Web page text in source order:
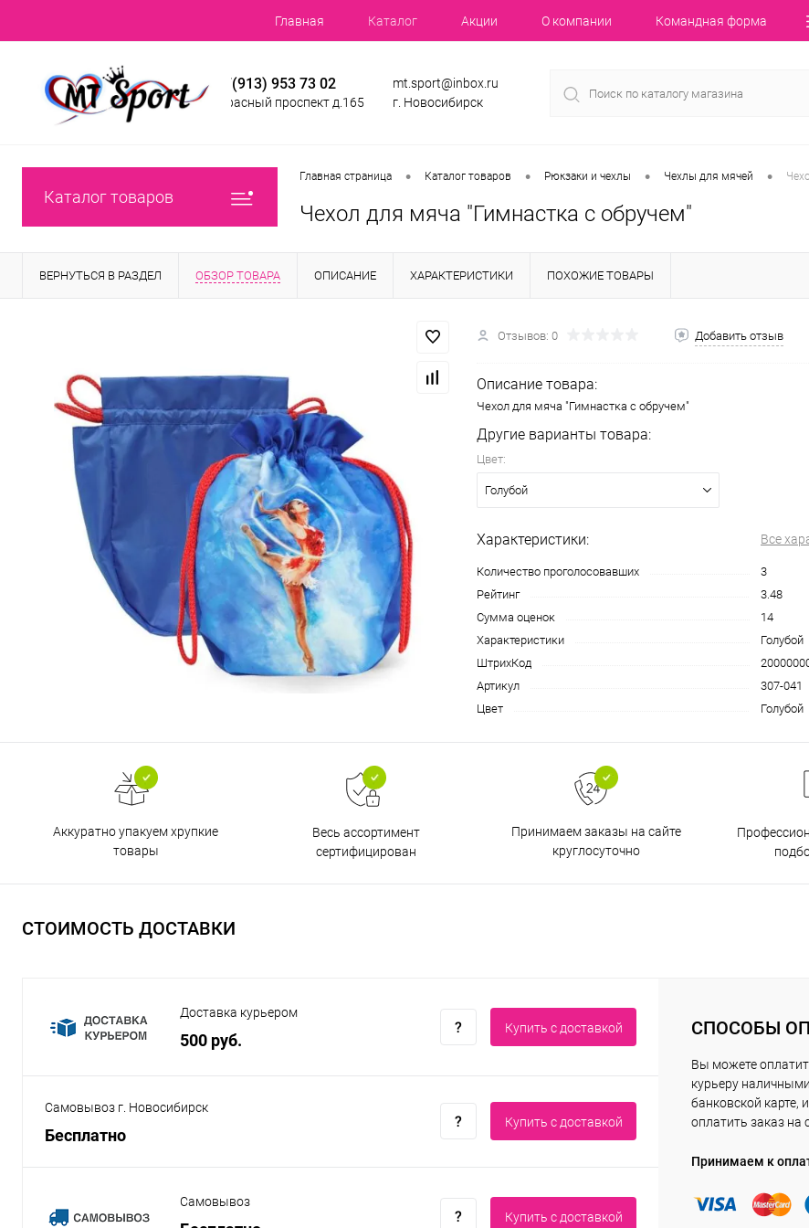
Главная Каталог Акции О компании Командная форма
+7(913) 953 73 02
Красный проспект д.165
mt.sport@inbox.ru
г. Новосибирск
Каталог товаров
Главная страница • Каталог товаров • Рюкзаки и чехлы • Чехлы для мячей •
Чехол для мяча "Гимнастка с обручем"
ВЕРНУТЬСЯ В РАЗДЕЛ ОБЗОР ТОВАРА ОПИСАНИЕ ХАРАКТЕРИСТИКИ ПОХОЖИЕ ТОВАРЫ
Отзывов: 0 Добавить отзыв
Описание товара:
Чехол для мяча "Гимнастка с обручем"
Другие варианты товара:
Цвет:
Голубой
Характеристики: Все
Количество проголосовавших
3
Рейтинг
3.48
Сумма оценок
14
Характеристики
Голубой
ШтрихКод
Артикул
307-041
Цвет
Голубой
Аккуратно упакуем хрупкие
товары
Весь ассортимент
сертифицирован
Принимаем заказы на сайте
круглосуточно
СТОИМОСТЬ ДОСТАВКИ
Доставка курьером
500 руб.
Купить c доставкой
Самовывоз г. Новосибирск
Бесплатно
Купить c доставкой
Самовывоз
Купить c доставкой
СПОСОБЫ
Вы можете
курьеру
банковской карте,
оплатить заказ на
Принимаем к